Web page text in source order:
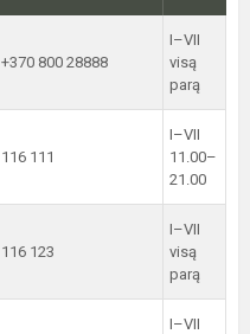
+370 800 28888
I–VII
visą
parą
116 111
I–VII
11.00–
21.00
116 123
I–VII
visą
parą
I–VII